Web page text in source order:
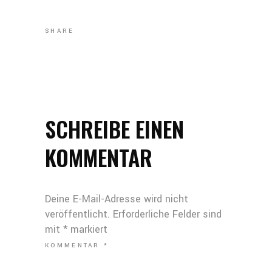
SHARE
SCHREIBE EINEN
KOMMENTAR
Deine E-Mail-Adresse wird nicht
veröffentlicht. Erforderliche Felder sind
mit * markiert
KOMMENTAR*